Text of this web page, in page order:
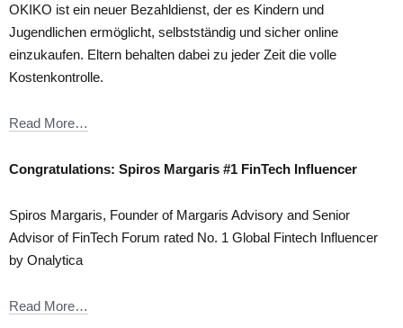
OKIKO ist ein neuer Bezahldienst, der es Kindern und
Jugendlichen ermöglicht, selbstständig und sicher online
einzukaufen. Eltern behalten dabei zu jeder Zeit die volle
Kostenkontrolle.
Read More…
Congratulations: Spiros Margaris #1 FinTech Influencer
Spiros Margaris, Founder of Margaris Advisory and Senior
Advisor of FinTech Forum rated No. 1 Global Fintech Influencer
by Onalytica
Read More…